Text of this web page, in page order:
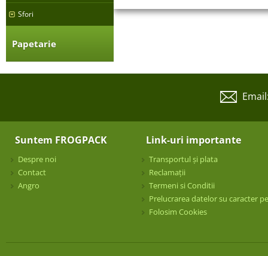
Sfori
Papetarie
Suntem FROGPACK
Despre noi
Contact
Angro
Link-uri importante
Transportul și plata
Reclamații
Termeni si Conditii
Prelucrarea datelor su caracter
Folosim Cookies